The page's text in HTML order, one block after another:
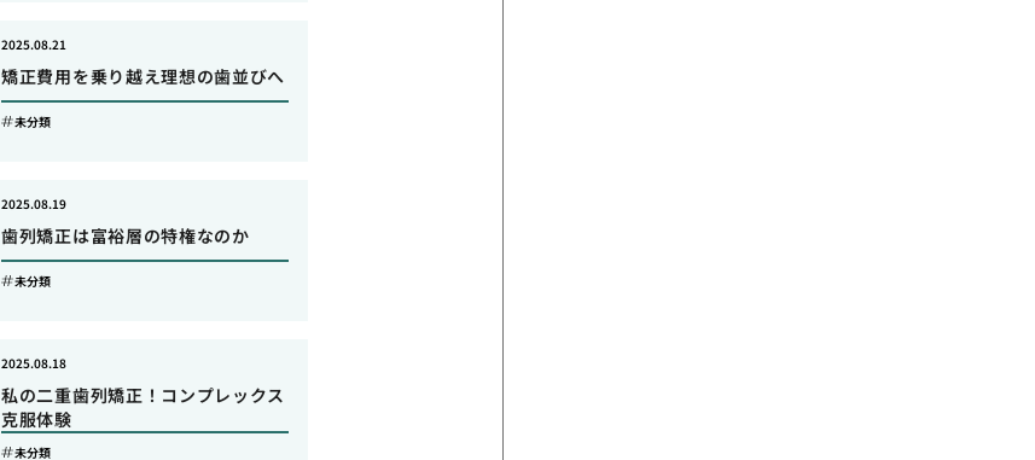
矯正費用を乗り越え理想の歯並びへ
2025.08.21
未分類
歯列矯正は富裕層の特権なのか
2025.08.19
未分類
私の二重歯列矯正！コンプレックス
克服体験
2025.08.18
未分類